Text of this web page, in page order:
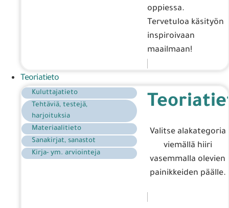
oppiessa.
Tervetuloa käsityön
inspiroivaan
maailmaan!
Teoriatieto
Kuluttajatieto
Tehtäviä, testejä,
harjoituksia
Materiaalitieto
Sanakirjat, sanastot
Kirja- ym. arviointeja
Valitse alakategoria
viemällä hiiri
vasemmalla olevien
painikkeiden päälle.